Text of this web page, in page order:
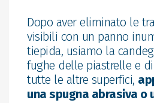
Dopo aver eliminato le
visibili con un panno
tiepida, usiamo la
fughe delle piastrelle e
tutte le altre superfici,
una spugna abrasiva o